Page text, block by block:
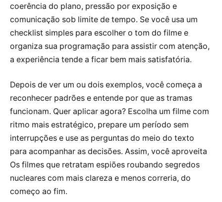
coerência do plano, pressão por exposição e
comunicação sob limite de tempo. Se você usa um
checklist simples para escolher o tom do filme e
organiza sua programação para assistir com atenção,
a experiência tende a ficar bem mais satisfatória.
Depois de ver um ou dois exemplos, você começa a
reconhecer padrões e entende por que as tramas
funcionam. Quer aplicar agora? Escolha um filme com
ritmo mais estratégico, prepare um período sem
interrupções e use as perguntas do meio do texto
para acompanhar as decisões. Assim, você aproveita
Os filmes que retratam espiões roubando segredos
nucleares com mais clareza e menos correria, do
começo ao fim.